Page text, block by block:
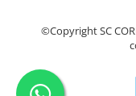
©Copyright SC